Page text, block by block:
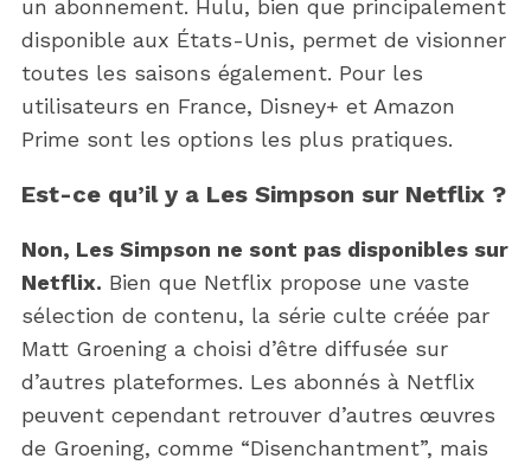
un abonnement. Hulu, bien que principalement
disponible aux États-Unis, permet de visionner
toutes les saisons également. Pour les
utilisateurs en France, Disney+ et Amazon
Prime sont les options les plus pratiques.
Est-ce qu’il y a Les Simpson sur Netflix ?
Non, Les Simpson ne sont pas disponibles sur
Netflix. Bien que Netflix propose une vaste
sélection de contenu, la série culte créée par
Matt Groening a choisi d’être diffusée sur
d’autres plateformes. Les abonnés à Netflix
peuvent cependant retrouver d’autres œuvres
de Groening, comme “Disenchantment”, mais
h
r
: